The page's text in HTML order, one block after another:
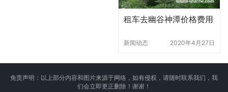
租车去幽谷神潭价格费用
新闻动态 2020年4月27日
免责声明：以上部分内容和图片来源于网络，如有侵权，请随时联系我们，我
们会立即更正删除！谢谢！